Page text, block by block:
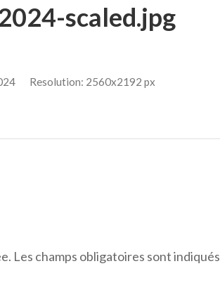
scaled.jpg
Resolution: 2560x2192 px
Les champs obligatoires sont indiqués